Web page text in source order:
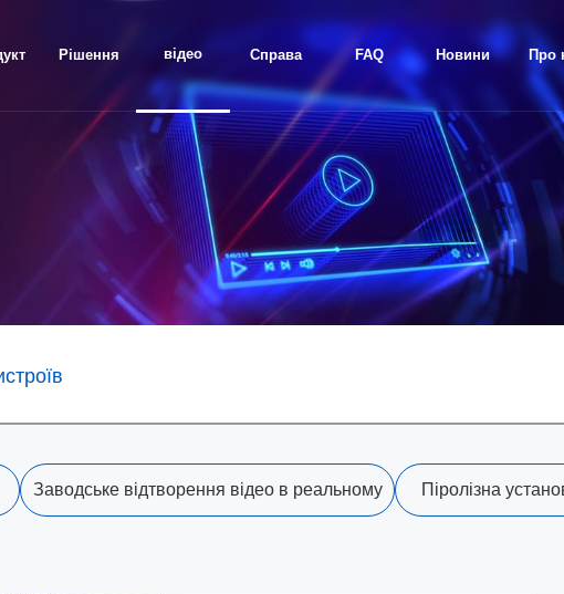
Рішення відео Справа
проекту
FAQ Новини Про
Заводське відтворення відео в реальному Піролізна